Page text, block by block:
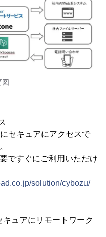
セキュアにアクセスで
ですぐにご利用いただけ
solution/cybozu/
ュアにリモートワーク